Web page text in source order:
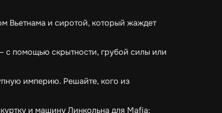
и сиротой, который жаждет
помощью скрытности, грубой силы или
империю. Решайте, кого из
и машину Линкольна для Mafia: